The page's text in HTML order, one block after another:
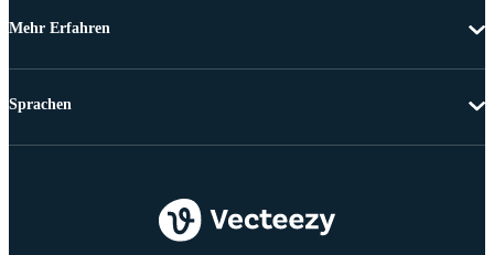
Mehr Erfahren
Sprachen